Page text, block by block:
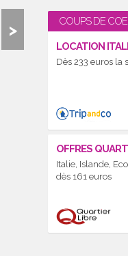
> COUPS DE
LOCATION
Dès 233 euros la
OFFRES
Italie, Islande,
dès 161 euros